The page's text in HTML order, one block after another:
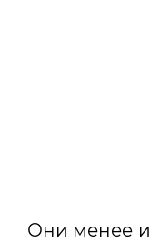
Они менее